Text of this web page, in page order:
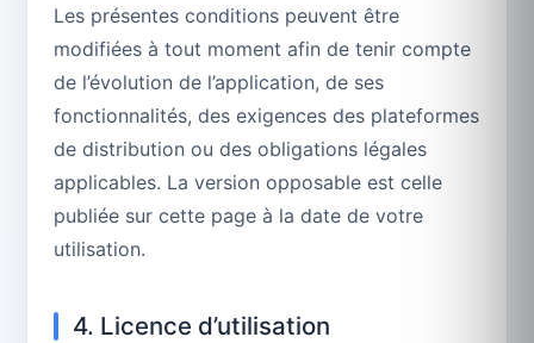
Les présentes conditions peuvent être
modifiées à tout moment afin de tenir compte
de l’évolution de l’application, de ses
fonctionnalités, des exigences des plateformes
de distribution ou des obligations légales
applicables. La version opposable est celle
publiée sur cette page à la date de votre
utilisation.
4. Licence d’utilisation